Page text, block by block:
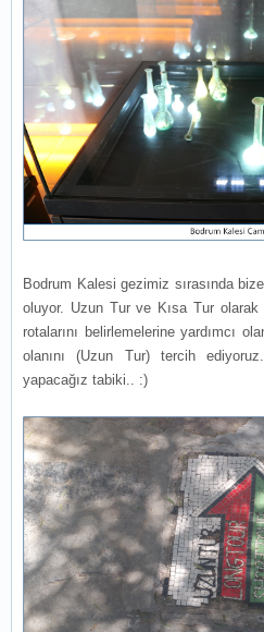
Bodrum Kalesi gezimiz sırasında
oluyor. Uzun Tur ve Kısa Tur
rotalarını belirlemelerine yardımcı
olanını (Uzun Tur) tercih
yapacağız tabiki.. :)